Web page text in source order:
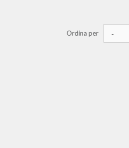
Ordina per